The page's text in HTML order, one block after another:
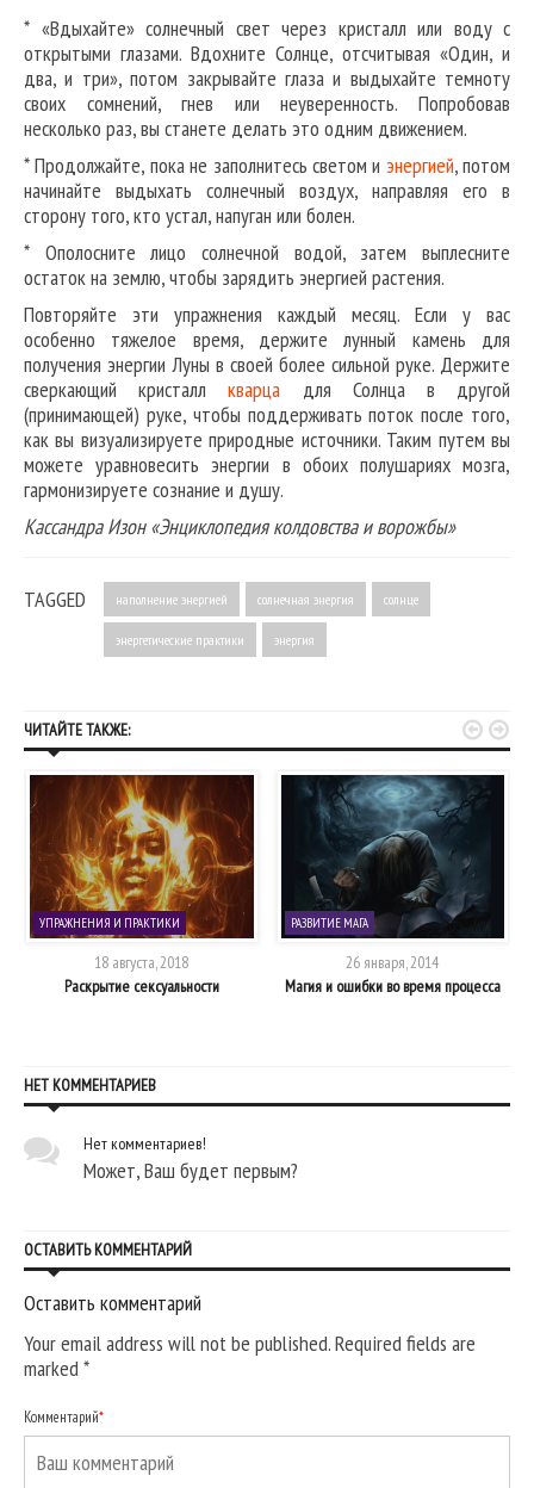
* «Вдыхайте» солнечный свет через кристалл или воду с
открытыми глазами. Вдохните Солнце, отсчитывая «Один, и
два, и три», потом закрывайте глаза и выдыхайте темноту
своих сомнений, гнев или неуверенность. Попробовав
несколько раз, вы станете делать это одним движением.
* Продолжайте, пока не заполнитесь светом и энергией, потом
начинайте выдыхать солнечный воздух, направляя его в
сторону того, кто устал, напуган или болен.
* Ополосните лицо солнечной водой, затем выплесните
остаток на землю, чтобы зарядить энергией растения.
Повторяйте эти упражнения каждый месяц. Если у вас
особенно тяжелое время, держите лунный камень для
получения энергии Луны в своей более сильной руке. Держите
сверкающий кристаллкварца для Солнца в другой
(принимающей) руке, чтобы поддерживать поток после того,
как вы визуализируете природные источники. Таким путем вы
можете уравновесить энергии в обоих полушариях мозга,
гармонизируете сознание и душу.
Кассандра Изон «Энциклопедия колдовства и ворожбы»
TAGGED наполнение энергией солнечная энергия солнце
энергетические практики энергия
ЧИТАЙТЕ ТАКЖЕ:
УПРАЖНЕНИЯ И ПРАКТИКИ
18 августа, 2018
Раскрытие сексуальности
РАЗВИТИЕ МАГА
26 января, 2014
Магия и ошибки во время процесса
 
НЕТ КОММЕНТАРИЕВ
Нет комментариев!
Может, Ваш будет первым?
ОСТАВИТЬ КОММЕНТАРИЙ
Оставить комментарий
Your email address will not be published. Required fields are
marked*
Комментарий*